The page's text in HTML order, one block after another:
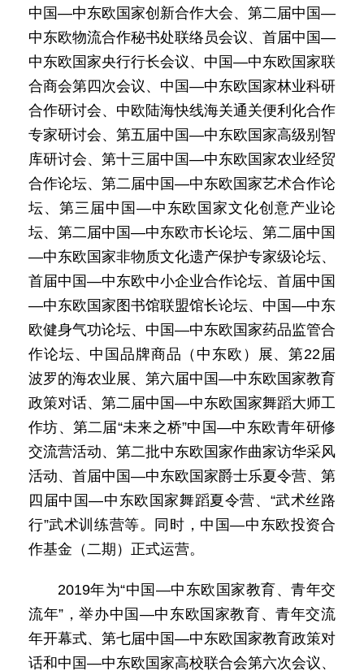
中国—中东欧国家创新合作大会、第二届中国—
中东欧物流合作秘书处联络员会议、首届中国—
中东欧国家央行行长会议、中国—中东欧国家联
合商会第四次会议、中国—中东欧国家林业科研
合作研讨会、中欧陆海快线海关通关便利化合作
专家研讨会、第五届中国—中东欧国家高级别智
库研讨会、第十三届中国—中东欧国家农业经贸
合作论坛、第二届中国—中东欧国家艺术合作论
坛、第三届中国—中东欧国家文化创意产业论
坛、第二届中国—中东欧市长论坛、第二届中国
—中东欧国家非物质文化遗产保护专家级论坛、
首届中国—中东欧中小企业合作论坛、首届中国
—中东欧国家图书馆联盟馆长论坛、中国—中东
欧健身气功论坛、中国—中东欧国家药品监管合
作论坛、中国品牌商品（中东欧）展、第22届
波罗的海农业展、第六届中国—中东欧国家教育
政策对话、第二届中国—中东欧国家舞蹈大师工
作坊、第二届“未来之桥”中国—中东欧青年研修
交流营活动、第二批中东欧国家作曲家访华采风
活动、首届中国—中东欧国家爵士乐夏令营、第
四届中国—中东欧国家舞蹈夏令营、“武术丝路
行”武术训练营等。同时，中国—中东欧投资合
作基金（二期）正式运营。
2019年为“中国—中东欧国家教育、青年交
流年”，举办中国—中东欧国家教育、青年交流
年开幕式、第七届中国—中东欧国家教育政策对
话和中国—中东欧国家高校联合会第六次会议、